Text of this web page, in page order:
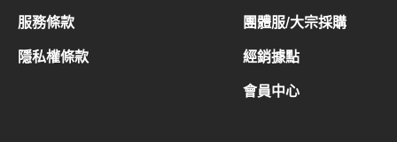
服務條款
隱私權條款
團體服/大宗採購
經銷據點
會員中心